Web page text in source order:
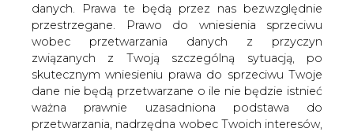
danych. Prawa te będą przez nas bezwzględnie
przestrzegane. Prawo do wniesienia sprzeciwu
wobec przetwarzania danych z przyczyn
związanych z Twoją szczególną sytuacją, po
skutecznym wniesieniu prawa do sprzeciwu Twoje
dane nie będą przetwarzane o ile nie będzie istnieć
ważna prawnie uzasadniona podstawa do
przetwarzania, nadrzędna wobec Twoich interesów,
Lotos zainstaluje w Warszawie
punkt tankowania wodoru